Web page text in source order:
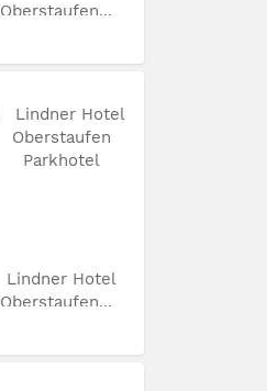
Oberstaufen...
Lindner Hotel
Oberstaufen...